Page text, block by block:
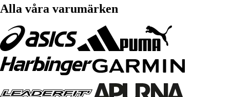
Alla våra varumärken